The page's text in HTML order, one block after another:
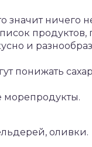
значит ничего
продуктов,
и
понижать
морепродукты.
оливки.